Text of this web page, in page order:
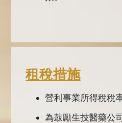
租稅措施
營利事業所得稅稅
為鼓勵生技醫藥公